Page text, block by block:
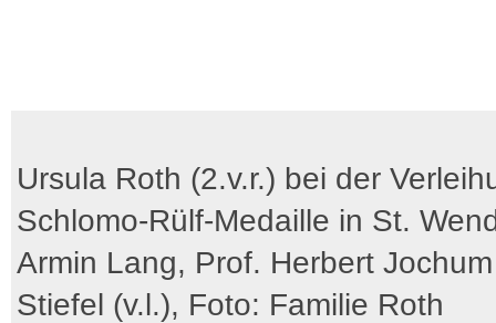
Ursula Roth (2.v.r.) bei der
Schlomo-Rülf-Medaille in St.
Armin Lang, Prof. Herbert
Stiefel (v.l.), Foto: Familie Roth